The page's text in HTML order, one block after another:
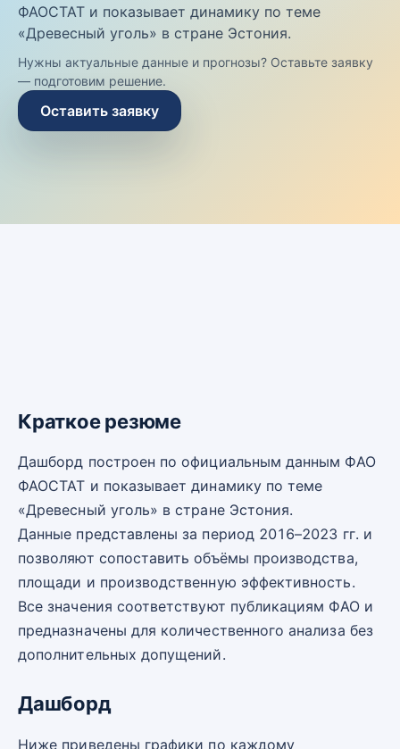
ФАОСТАТ и показывает динамику по теме
«Древесный уголь» в стране Эстония.
Нужны актуальные данные и прогнозы? Оставьте заявку
— подготовим решение.
Оставить заявку
Краткое резюме
Дашборд построен по официальным данным ФАО
ФАОСТАТ и показывает динамику по теме
«Древесный уголь» в стране Эстония.
Данные представлены за период 2016–2023 гг. и
позволяют сопоставить объёмы производства,
площади и производственную эффективность.
Все значения соответствуют публикациям ФАО и
предназначены для количественного анализа без
дополнительных допущений.
Дашборд
Ниже приведены графики по каждому